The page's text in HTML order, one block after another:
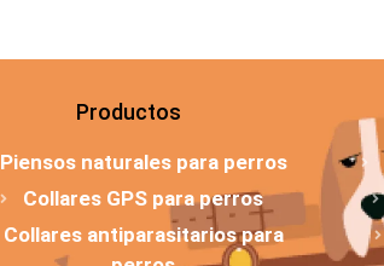
Productos
Piensos naturales para perros
Collares GPS para perros
Collares antiparasitarios para